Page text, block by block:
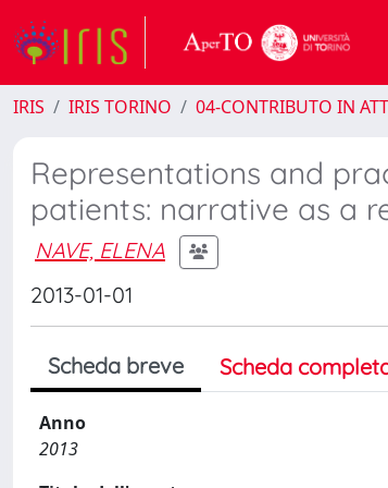
IRIS IRIS TORINO 04-CONTRIBUTO IN
Representations and
patients: narrative as a
NAVE, ELENA
2013-01-01
Scheda breve Scheda
Anno
2013